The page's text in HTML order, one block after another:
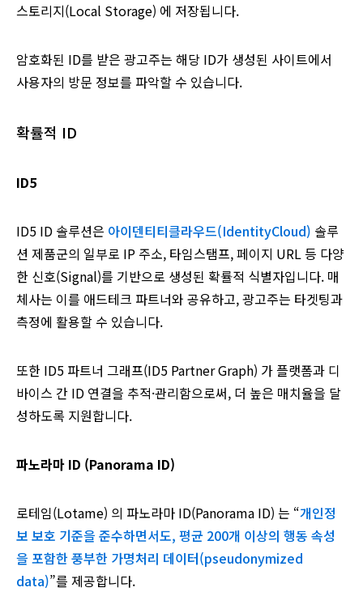
스토리지(Local Storage) 에 저장됩니다.
암호화된 ID를 받은 광고주는 해당 ID가 생성된 사이트에서
사용자의 방문 정보를 파악할 수 있습니다.
확률적 ID
ID5
ID5 ID 솔루션은 아이덴티티클라우드(IdentityCloud) 솔루
션 제품군의 일부로 IP 주소, 타임스탬프, 페이지 URL 등 다양
한 신호(Signal)를 기반으로 생성된 확률적 식별자입니다. 매
체사는 이를 애드테크 파트너와 공유하고, 광고주는 타겟팅과
측정에 활용할 수 있습니다.
또한 ID5 파트너 그래프(ID5 Partner Graph) 가 플랫폼과 디
바이스 간 ID 연결을 추적·관리함으로써, 더 높은 매치율을 달
성하도록 지원합니다.
파노라마 ID (Panorama ID)
로테임(Lotame) 의 파노라마 ID(Panorama ID) 는 “개인정
보 보호 기준을 준수하면서도, 평균 200개 이상의 행동 속성
을 포함한 풍부한 가명처리 데이터(pseudonymized
data)”를 제공합니다.